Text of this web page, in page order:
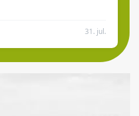
31. jul.